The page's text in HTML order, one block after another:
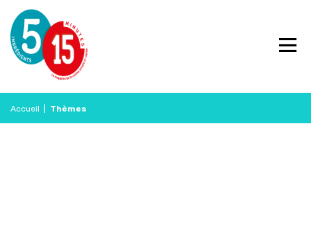
Accueil Thèmes